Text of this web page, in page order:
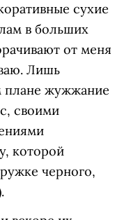
сухие
в больших
от меня
Лишь
плане жужжание
своими
которой
черного,